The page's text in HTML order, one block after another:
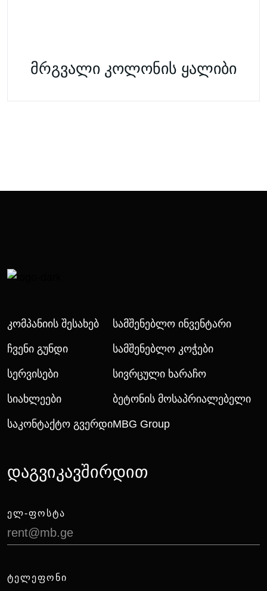
მრგვალი კოლონის ყალიბი
Კომპანიის Შესახებ
Ჩვენი Გუნდი
Სერვისები
Სიახლეები
Საკონტაქტო Გვერდი
Სამშენებლო Ინვენტარი
Სამშენებლო Კოჭები
Სივრცული Ხარაჩო
Ბეტონის Მოსაპრიალებელი
MBG Group
დაგვიკავშირდით
ᲔᲚ-ᲤᲝᲡᲢᲐ
rent@mb.ge
ᲢᲔᲚᲔᲤᲝᲜᲘ